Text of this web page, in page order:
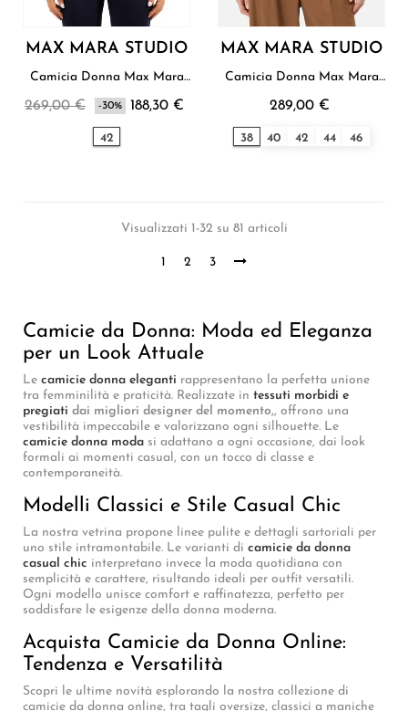
MAX MARA STUDIO
Camicia Donna Max Mara
269,00 € -30% 188,30 €
42
MAX MARA STUDIO
Camicia Donna Max Mara
289,00 €
38 40 42 44 46
Visualizzati 1-32 su 81 articoli
1 2 3
Camicie da Donna: Moda ed Eleganza
per un Look Attuale
Le camicie donna eleganti rappresentano la perfetta unione
tra femminilità e praticità. Realizzate in tessuti morbidi e
pregiati dai migliori designer del momento,, offrono una
vestibilità impeccabile e valorizzano ogni silhouette. Le
camicie donna moda si adattano a ogni occasione, dai look
formali ai momenti casual, con un tocco di classe e
contemporaneità.
Modelli Classici e Stile Casual Chic
La nostra vetrina propone linee pulite e dettagli sartoriali per
uno stile intramontabile. Le varianti di camicie da donna
casual chic interpretano invece la moda quotidiana con
semplicità e carattere, risultando ideali per outfit versatili.
Ogni modello unisce comfort e raffinatezza, perfetto per
soddisfare le esigenze della donna moderna.
Acquista Camicie da Donna Online:
Tendenza e Versatilità
Scopri le ultime novità esplorando la nostra collezione di
camicie da donna online, tra tagli oversize, classici a maniche